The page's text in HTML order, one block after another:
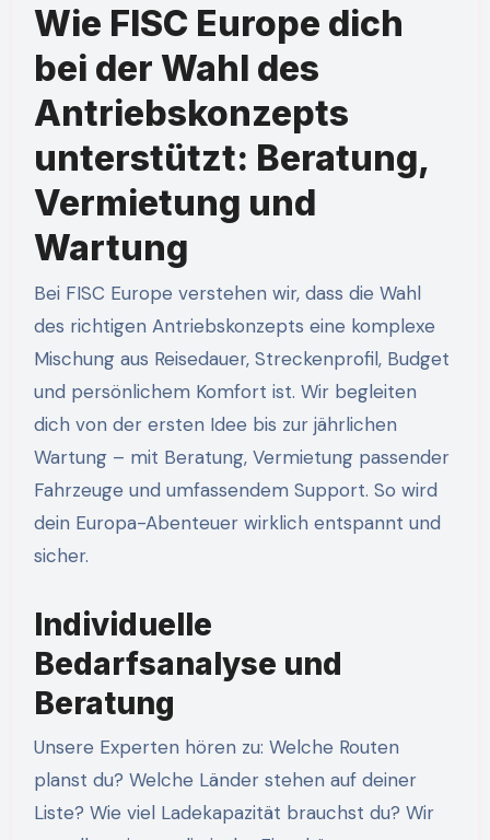
Wie FISC Europe dich
bei der Wahl des
Antriebskonzepts
unterstützt: Beratung,
Vermietung und
Wartung
Bei FISC Europe verstehen wir, dass die Wahl
des richtigen Antriebskonzepts eine komplexe
Mischung aus Reisedauer, Streckenprofil, Budget
und persönlichem Komfort ist. Wir begleiten
dich von der ersten Idee bis zur jährlichen
Wartung – mit Beratung, Vermietung passender
Fahrzeuge und umfassendem Support. So wird
dein Europa-Abenteuer wirklich entspannt und
sicher.
Individuelle
Bedarfsanalyse und
Beratung
Unsere Experten hören zu: Welche Routen
planst du? Welche Länder stehen auf deiner
Liste? Wie viel Ladekapazität brauchst du? Wir